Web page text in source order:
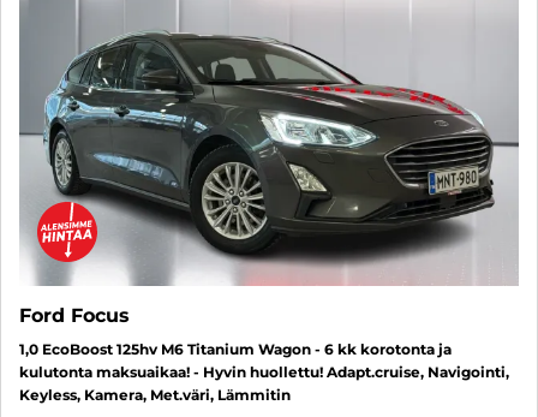
Ford Focus
1,0 EcoBoost 125hv M6 Titanium Wagon - 6 kk korotonta ja
kulutonta maksuaikaa! - Hyvin huollettu! Adapt.cruise, Navigointi,
Keyless, Kamera, Met.väri, Lämmitin